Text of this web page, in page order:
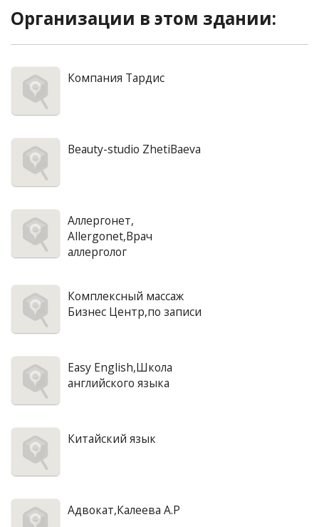
Организации в этом здании:
Компания Тардис
Beauty-studio ZhetiBaeva
Аллергонет,
Allergonet,Врач
аллерголог
Комплексный массаж
Бизнес Центр,по записи
Easy English,Школа
английского языка
Китайский язык
Адвокат,Калеева А.Р